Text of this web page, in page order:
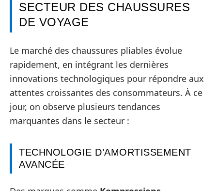
SECTEUR DES CHAUSSURES
DE VOYAGE
Le marché des chaussures pliables évolue
rapidement, en intégrant les dernières
innovations technologiques pour répondre aux
attentes croissantes des consommateurs. À ce
jour, on observe plusieurs tendances
marquantes dans le secteur :
TECHNOLOGIE D’AMORTISSEMENT
AVANCÉE